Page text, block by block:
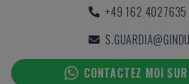
+49 162 4027635
CONTACTEZ MOI